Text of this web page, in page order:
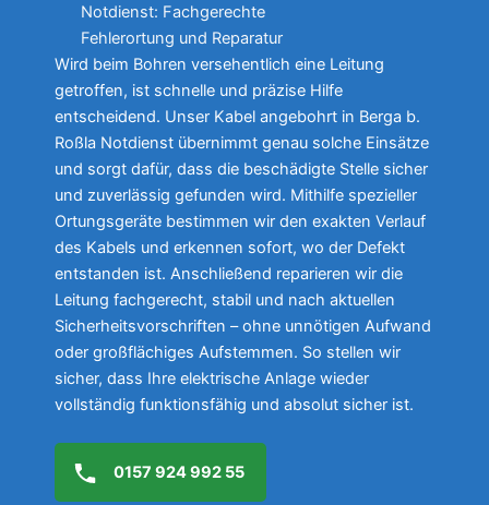
Notdienst: Fachgerechte
Fehlerortung und Reparatur
Wird beim Bohren versehentlich eine Leitung
getroffen, ist schnelle und präzise Hilfe
entscheidend. Unser Kabel angebohrt in Berga b.
Roßla Notdienst übernimmt genau solche Einsätze
und sorgt dafür, dass die beschädigte Stelle sicher
und zuverlässig gefunden wird. Mithilfe spezieller
Ortungsgeräte bestimmen wir den exakten Verlauf
des Kabels und erkennen sofort, wo der Defekt
entstanden ist. Anschließend reparieren wir die
Leitung fachgerecht, stabil und nach aktuellen
Sicherheitsvorschriften – ohne unnötigen Aufwand
oder großflächiges Aufstemmen. So stellen wir
sicher, dass Ihre elektrische Anlage wieder
vollständig funktionsfähig und absolut sicher ist.
0157 924 992 55